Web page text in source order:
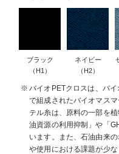
ブラック
（H1）
ネイビー
（H2）
バイオPETクロスは、バ
で組成されたバイオマス
テル糸は、原料の一部を
油資源の利用抑制」や「
います。また、石油由来
や使用における課題が少